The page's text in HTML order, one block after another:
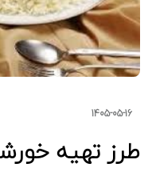
1405-05-16
طرز تهیه